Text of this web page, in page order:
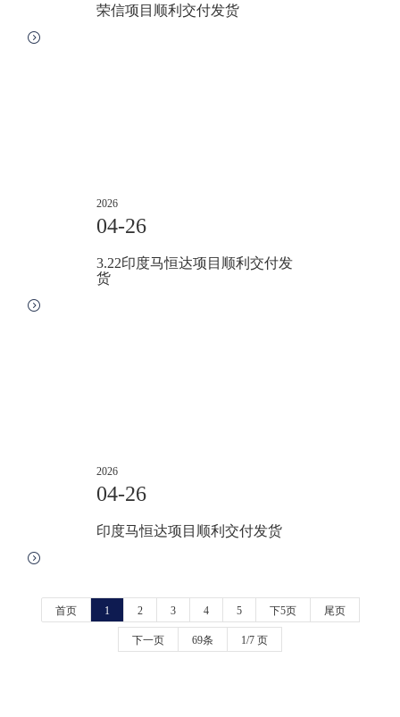
荣信项目顺利交付发货
2026
04-26
3.22印度马恒达项目顺利交付发
货
2026
04-26
印度马恒达项目顺利交付发货
首页 1 2 3 4 5 下5页 尾页
下一页 69条 1/7 页